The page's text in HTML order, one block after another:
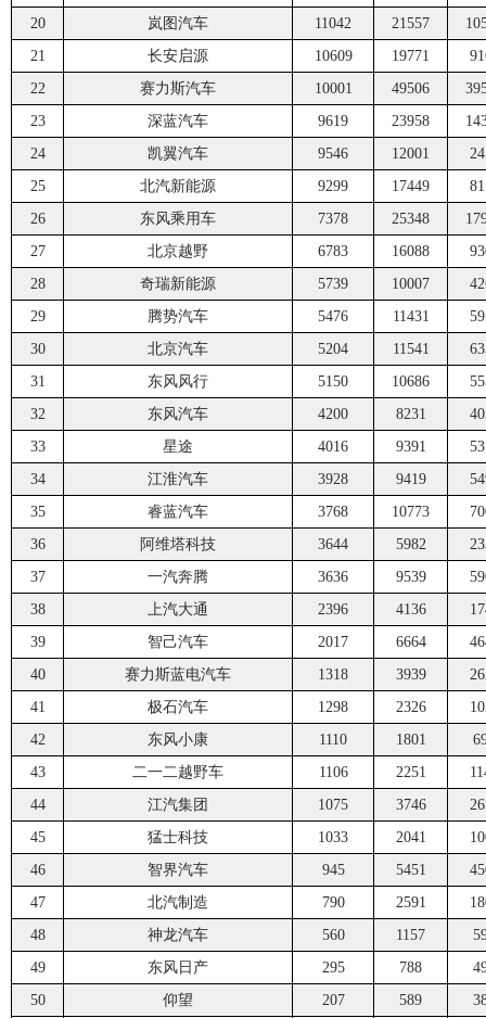
20
岚图汽车 11042 21557
21
长安启源 10609 19771
22
赛力斯汽车 10001 49506
23
深蓝汽车 9619 23958
24
凯翼汽车 9546 12001
25
北汽新能源 9299 17449
26
东风乘用车 7378 25348
27
北京越野 6783 16088
28
奇瑞新能源 5739 10007
29
腾势汽车 5476 11431
30
北京汽车 5204 11541
31
东风风行 5150 10686
32
东风汽车 4200 8231
33
星途 4016 9391
34
江淮汽车 3928 9419
35
睿蓝汽车 3768 10773
36
阿维塔科技 3644 5982
37
一汽奔腾 3636 9539
38
上汽大通 2396 4136
39
智己汽车 2017 6664
40
赛力斯蓝电汽车 1318 3939
41
极石汽车 1298 2326
42
东风小康 1110 1801
43
二一二越野车 1106 2251
44
江汽集团 1075 3746
45
猛士科技 1033 2041
46
智界汽车 945 5451
47
北汽制造 790 2591
48
神龙汽车 560 1157
49
东风日产 295 788
50
仰望 207 589